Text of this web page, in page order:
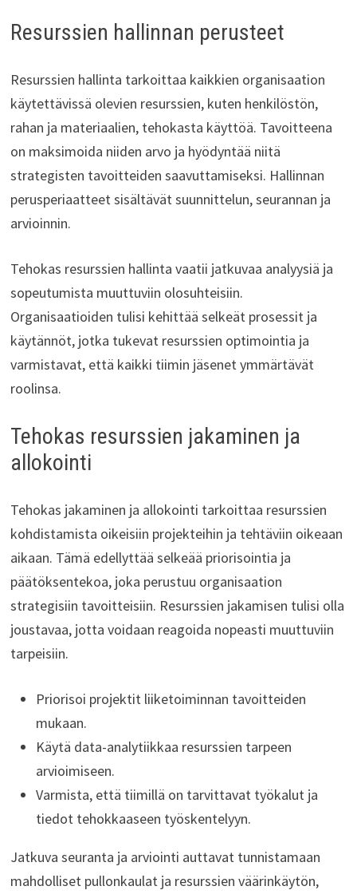
Resurssien hallinnan perusteet
Resurssien hallinta tarkoittaa kaikkien organisaation
käytettävissä olevien resurssien, kuten henkilöstön,
rahan ja materiaalien, tehokasta käyttöä. Tavoitteena
on maksimoida niiden arvo ja hyödyntää niitä
strategisten tavoitteiden saavuttamiseksi. Hallinnan
perusperiaatteet sisältävät suunnittelun, seurannan ja
arvioinnin.
Tehokas resurssien hallinta vaatii jatkuvaa analyysiä ja
sopeutumista muuttuviin olosuhteisiin.
Organisaatioiden tulisi kehittää selkeät prosessit ja
käytännöt, jotka tukevat resurssien optimointia ja
varmistavat, että kaikki tiimin jäsenet ymmärtävät
roolinsa.
Tehokas resurssien jakaminen ja
allokointi
Tehokas jakaminen ja allokointi tarkoittaa resurssien
kohdistamista oikeisiin projekteihin ja tehtäviin oikeaan
aikaan. Tämä edellyttää selkeää priorisointia ja
päätöksentekoa, joka perustuu organisaation
strategisiin tavoitteisiin. Resurssien jakamisen tulisi olla
joustavaa, jotta voidaan reagoida nopeasti muuttuviin
tarpeisiin.
Priorisoi projektit liiketoiminnan tavoitteiden
mukaan.
Käytä data-analytiikkaa resurssien tarpeen
arvioimiseen.
Varmista, että tiimillä on tarvittavat työkalut ja
tiedot tehokkaaseen työskentelyyn.
Jatkuva seuranta ja arviointi auttavat tunnistamaan
mahdolliset pullonkaulat ja resurssien väärinkäytön,